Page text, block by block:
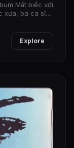
Mắt biếc với
xưa, ba ca sĩ
Explore